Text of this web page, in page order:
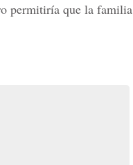
permitiría que la familia